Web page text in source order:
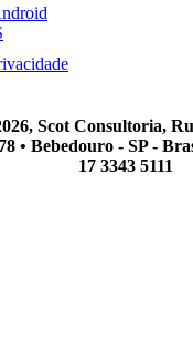
Scot Consultoria,
• Bebedouro - SP -
17 3343 5111